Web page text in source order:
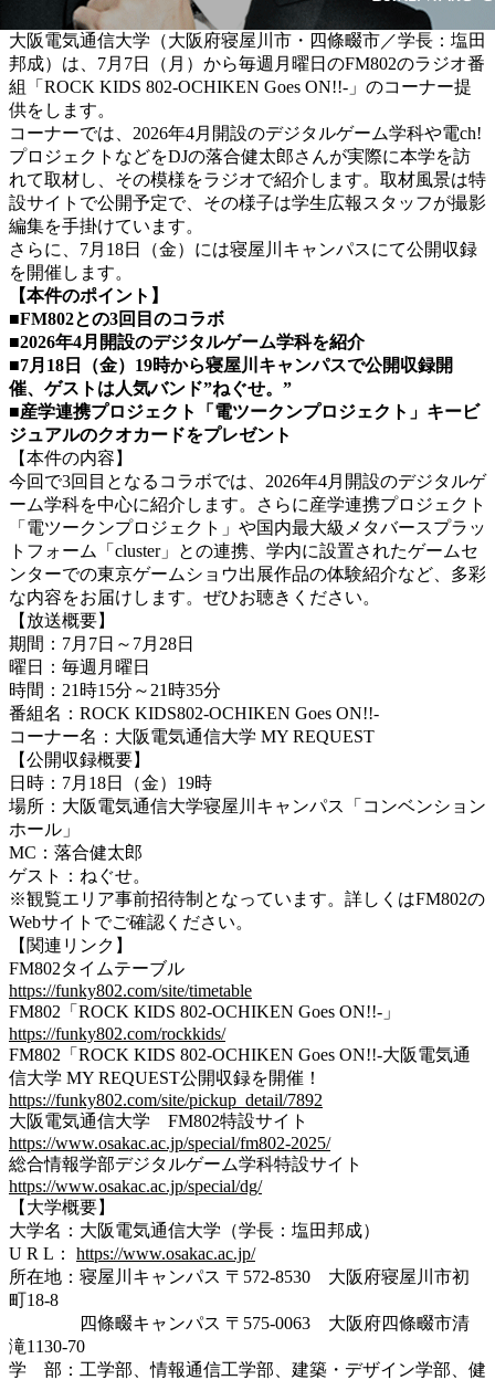
大阪電気通信大学（大阪府寝屋川市・四條畷市／学長：塩田
邦成）は、7月7日（月）から毎週月曜日のFM802のラジオ番
組「ROCK KIDS 802-OCHIKEN Goes ON!!-」のコーナー提
供をします。
コーナーでは、2026年4月開設のデジタルゲーム学科や電ch!
プロジェクトなどをDJの落合健太郎さんが実際に本学を訪
れて取材し、その模様をラジオで紹介します。取材風景は特
設サイトで公開予定で、その様子は学生広報スタッフが撮影
編集を手掛けています。
さらに、7月18日（金）には寝屋川キャンパスにて公開収録
を開催します。
【本件のポイント】
■FM802との3回目のコラボ
■2026年4月開設のデジタルゲーム学科を紹介
■7月18日（金）19時から寝屋川キャンパスで公開収録開
催、ゲストは人気バンド”ねぐせ。”
■産学連携プロジェクト「電ツークンプロジェクト」キービ
ジュアルのクオカードをプレゼント
【本件の内容】
今回で3回目となるコラボでは、2026年4月開設のデジタルゲ
ーム学科を中心に紹介します。さらに産学連携プロジェクト
「電ツークンプロジェクト」や国内最大級メタバースプラッ
トフォーム「cluster」との連携、学内に設置されたゲームセ
ンターでの東京ゲームショウ出展作品の体験紹介など、多彩
な内容をお届けします。ぜひお聴きください。
【放送概要】
期間：7月7日～7月28日
曜日：毎週月曜日
時間：21時15分～21時35分
番組名：ROCK KIDS802-OCHIKEN Goes ON!!-
コーナー名：大阪電気通信大学 MY REQUEST
【公開収録概要】
日時：7月18日（金）19時
場所：大阪電気通信大学寝屋川キャンパス「コンベンション
ホール」
MC：落合健太郎
ゲスト：ねぐせ。
※観覧エリア事前招待制となっています。詳しくはFM802の
Webサイトでご確認ください。
【関連リンク】
FM802タイムテーブル
https://funky802.com/site/timetable
FM802「ROCK KIDS 802-OCHIKEN Goes ON!!-」
https://funky802.com/rockkids/
FM802「ROCK KIDS 802-OCHIKEN Goes ON!!-大阪電気通
信大学 MY REQUEST公開収録を開催！
https://funky802.com/site/pickup_detail/7892
大阪電気通信大学 FM802特設サイト
https://www.osakac.ac.jp/special/fm802-2025/
総合情報学部デジタルゲーム学科特設サイト
https://www.osakac.ac.jp/special/dg/
【大学概要】
大学名：大阪電気通信大学（学長：塩田邦成）
U R L： https://www.osakac.ac.jp/
所在地：寝屋川キャンパス 〒572-8530 大阪府寝屋川市初
町18-8
四條畷キャンパス 〒575-0063 大阪府四條畷市清
滝1130-70
学 部：工学部、情報通信工学部、建築・デザイン学部、健